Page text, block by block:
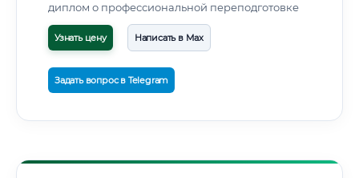
диплом о профессиональной переподготовке
Узнать цену Написать в Max
Задать вопрос в Telegram